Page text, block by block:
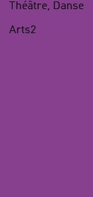
Théâtre, Danse
Arts2